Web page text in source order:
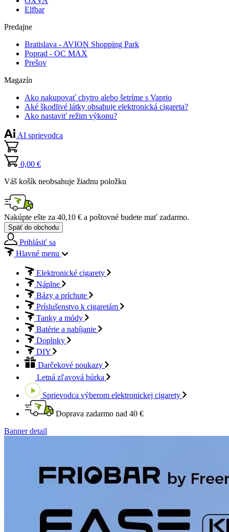
Elfbar
Predajne
Bratislava - AVION Shopping Park
Poprad - OC MAX
Prešov
Magazín
Ako nakupovať chytro alebo šetríme s Vaprio
Aké škodlivé látky obsahuje elektronická cigareta?
Ako nastaviť režim výkonu?
AI sprievodca
0,00 €
Váš košík neobsahuje žiadnu položku
Nakúpte ešte za 40,10 € a poštovné budete mať zadarmo.
Späť do obchodu
Prihlásiť sa
Hlavné menu
Elektronické cigarety
Náplne
Bázy a príchute
Príslušenstvo k cigaretám
Tanky a módy
Batérie a nabíjanie
Doplnky
DIY
Darčekové poukazy
Letná zľavová búrka
Sprievodca výberom elektronickej cigarety
Doprava zadarmo nad 40 €
Banner detail